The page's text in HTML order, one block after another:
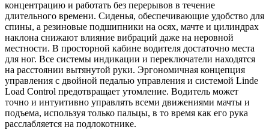
концентрацию и работать без перерывов в течение
длительного времени. Сиденья, обеспечивающие удобство для
спины, а резиновые подшипники на осях, мачте и цилиндрах
наклона снижают влияние вибраций даже на неровной
местности. В просторной кабине водителя достаточно места
для ног. Все системы индикации и переключатели находятся
на расстоянии вытянутой руки. Эргономичная концепция
управления с двойной педалью управления и системой Linde
Load Control предотвращает утомление. Водитель может
точно и интуитивно управлять всеми движениями мачты и
подъема, используя только пальцы, в то время как его рука
расслабляется на подлокотнике.